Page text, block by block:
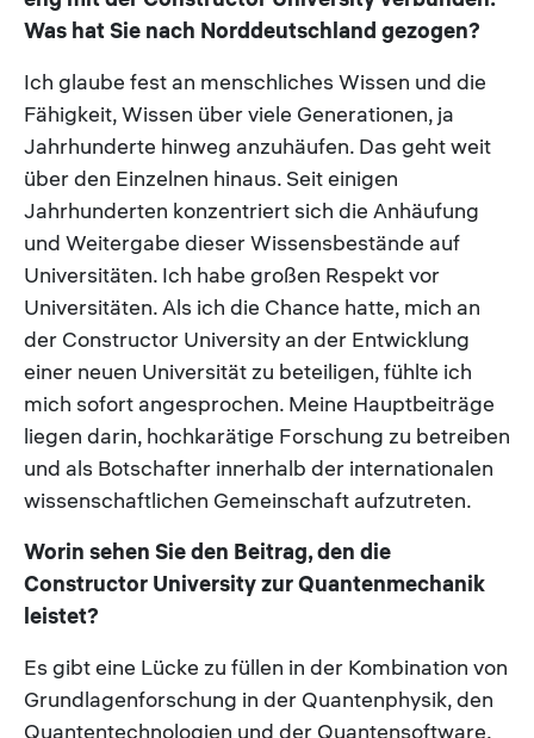
Was hat Sie nach Norddeutschland gezogen?
Ich glaube fest an menschliches Wissen und die
Fähigkeit, Wissen über viele Generationen, ja
Jahrhunderte hinweg anzuhäufen. Das geht weit
über den Einzelnen hinaus. Seit einigen
Jahrhunderten konzentriert sich die Anhäufung
und Weitergabe dieser Wissensbestände auf
Universitäten. Ich habe großen Respekt vor
Universitäten. Als ich die Chance hatte, mich an
der Constructor University an der Entwicklung
einer neuen Universität zu beteiligen, fühlte ich
mich sofort angesprochen. Meine Hauptbeiträge
liegen darin, hochkarätige Forschung zu betreiben
und als Botschafter innerhalb der internationalen
wissenschaftlichen Gemeinschaft aufzutreten.
Worin sehen Sie den Beitrag, den die
Constructor University zur Quantenmechanik
leistet?
Es gibt eine Lücke zu füllen in der Kombination von
Grundlagenforschung in der Quantenphysik, den
Quantentechnologien und der Quantensoftware.